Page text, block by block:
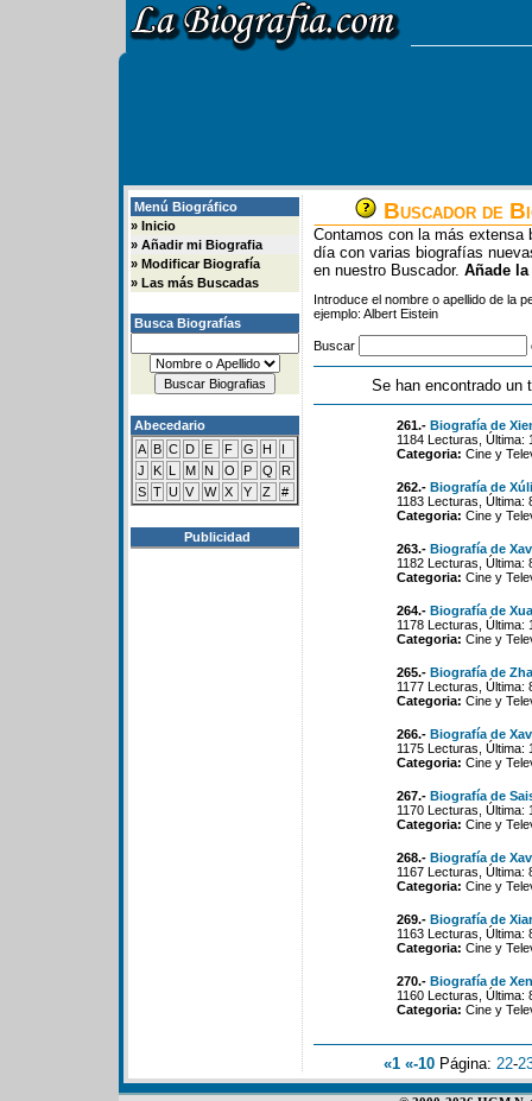
Menú Biográfico
» Inicio
» Añadir mi Biografia
» Modificar Biografía
» Las más Buscadas
Busca Biografías
Abecedario
A B C D E F G H
I
J
K L M N O P Q
R
S T U V W X Y Z #
Publicidad
Buscador de
Contamos con la más extensa
día con varias biografías
en nuestro Buscador. Añade
Introduce el nombre o apellido de la
ejemplo: Albert Eistein
Buscar
Se han encontrado un
261.- Biografía de
1184 Lecturas,
Categoria: Cine y
262.- Biografía de
1183 Lecturas,
Categoria: Cine y
263.- Biografía de
1182 Lecturas,
Categoria: Cine y
264.- Biografía de
1178 Lecturas,
Categoria: Cine y
265.- Biografía de
1177 Lecturas,
Categoria: Cine y
266.- Biografía de
1175 Lecturas, Última:
Categoria: Cine y
267.- Biografía de
1170 Lecturas,
Categoria: Cine y
268.- Biografía de
1167 Lecturas,
Categoria: Cine y
269.- Biografía de
1163 Lecturas,
Categoria: Cine y
270.- Biografía de
1160 Lecturas,
Categoria: Cine y
«1 «-10 Página: 22-